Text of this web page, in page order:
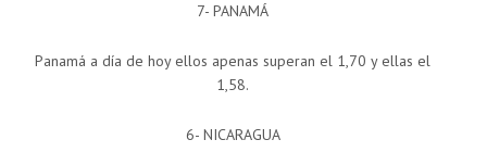
7- PANAMÁ
Panamá a día de hoy ellos apenas superan el 1,70 y ellas el
1,58.
6- NICARAGUA